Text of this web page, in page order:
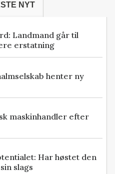
NYT
Landmand går til
erstatning
henter ny
maskinhandler efter
Har høstet den
slags